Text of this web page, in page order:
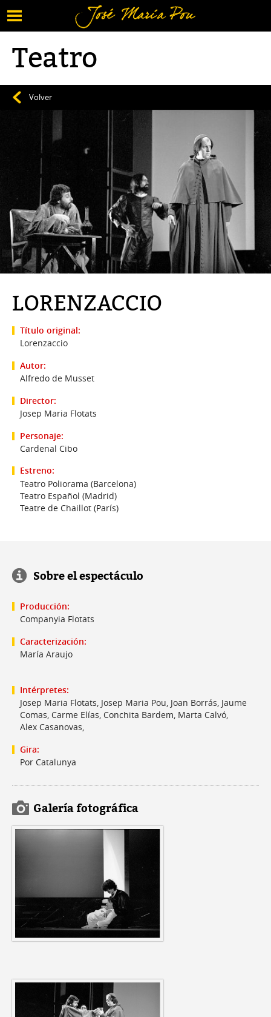
Vuelve al contenido
Teatro
Volver
LORENZACCIO
Título original:
Lorenzaccio
Autor:
Alfredo de Musset
Director:
Josep Maria Flotats
Personaje:
Cardenal Cibo
Estreno:
Teatro Poliorama (Barcelona)
Teatro Español (Madrid)
Teatre de Chaillot (París)
Sobre el espectáculo
Producción:
Companyia Flotats
Caracterización:
María Araujo
Intérpretes:
Josep Maria Flotats, Josep Maria Pou, Joan Borrás, Jaume
Comas, Carme Elías, Conchita Bardem, Marta Calvó,
Alex Casanovas,
Gira:
Por Catalunya
Galería fotográfica